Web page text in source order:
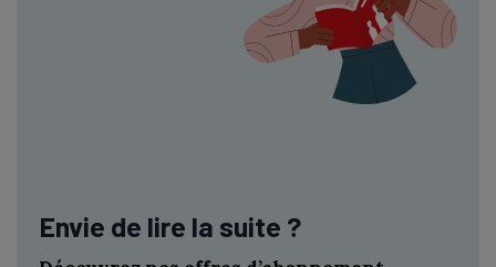
Envie de lire la suite ?